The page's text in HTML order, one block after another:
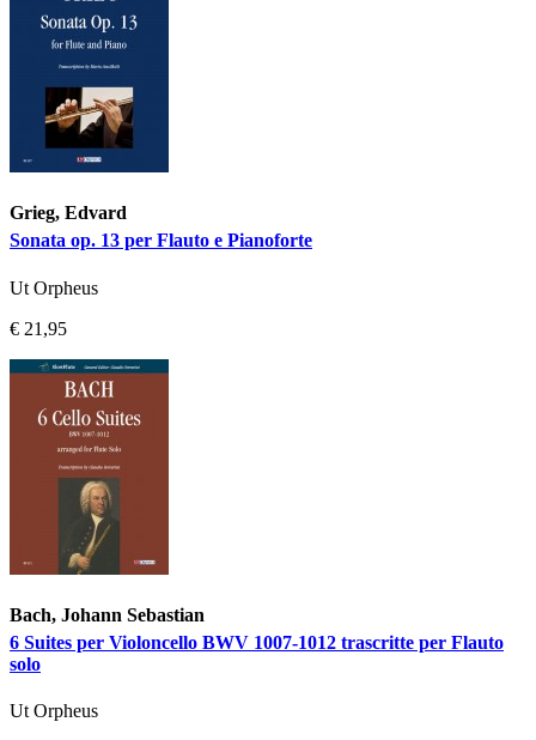
Grieg, Edvard
Sonata op. 13 per Flauto e Pianoforte
Ut Orpheus
€ 21,95
Bach, Johann Sebastian
6 Suites per Violoncello BWV 1007-1012 trascritte per Flauto
solo
Ut Orpheus